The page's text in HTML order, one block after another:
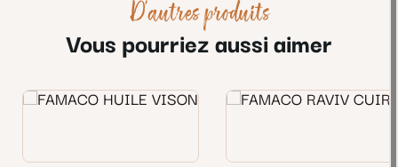
D'autres produits
Vous pourriez aussi aimer